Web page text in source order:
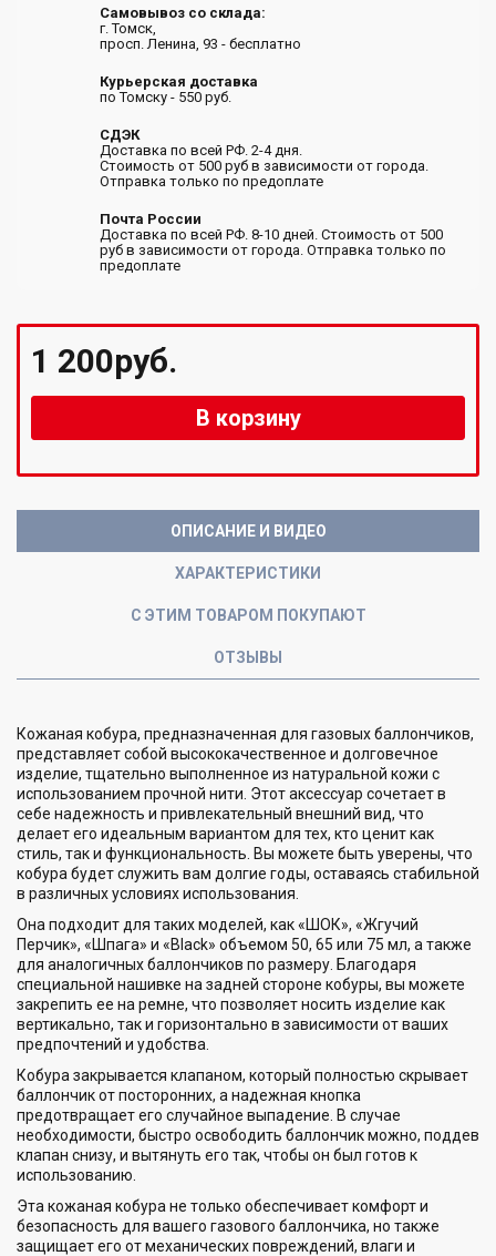
Самовывоз со склада:
г. Томск,
просп. Ленина, 93 - бесплатно
Курьерская доставка
по Томску - 550 руб.
СДЭК
Доставка по всей РФ. 2-4 дня.
Стоимость от 500 руб в зависимости от города.
Отправка только по предоплате
Почта России
Доставка по всей РФ. 8-10 дней. Стоимость от 500
руб в зависимости от города. Отправка только по
предоплате
1 200руб.
В корзину
ОПИСАНИЕ И ВИДЕО
ХАРАКТЕРИСТИКИ
С ЭТИМ ТОВАРОМ ПОКУПАЮТ
ОТЗЫВЫ
Кожаная кобура, предназначенная для газовых баллончиков,
представляет собой высококачественное и долговечное
изделие, тщательно выполненное из натуральной кожи с
использованием прочной нити. Этот аксессуар сочетает в
себе надежность и привлекательный внешний вид, что
делает его идеальным вариантом для тех, кто ценит как
стиль, так и функциональность. Вы можете быть уверены, что
кобура будет служить вам долгие годы, оставаясь стабильной
в различных условиях использования.
Она подходит для таких моделей, как «ШОК», «Жгучий
Перчик», «Шпага» и «Black» объемом 50, 65 или 75 мл, а также
для аналогичных баллончиков по размеру. Благодаря
специальной нашивке на задней стороне кобуры, вы можете
закрепить ее на ремне, что позволяет носить изделие как
вертикально, так и горизонтально в зависимости от ваших
предпочтений и удобства.
Кобура закрывается клапаном, который полностью скрывает
баллончик от посторонних, а надежная кнопка
предотвращает его случайное выпадение. В случае
необходимости, быстро освободить баллончик можно, поддев
клапан снизу, и вытянуть его так, чтобы он был готов к
использованию.
Эта кожаная кобура не только обеспечивает комфорт и
безопасность для вашего газового баллончика, но также
защищает его от механических повреждений, влаги и